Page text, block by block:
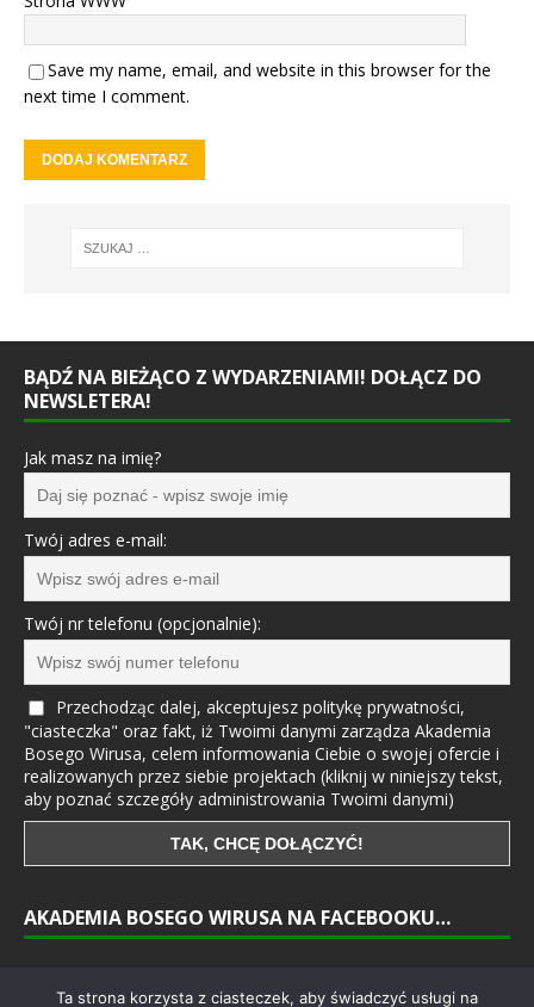
Save my name, email, and website in this browser for the
next time I comment.
BĄDŹ NA BIEŻĄCO Z WYDARZENIAMI! DOŁĄCZ DO
NEWSLETERA!
Jak masz na imię?
Twój adres e-mail:
Twój nr telefonu (opcjonalnie):
Przechodząc dalej, akceptujesz politykę prywatności,
"ciasteczka" oraz fakt, iż Twoimi danymi zarządza Akademia
Bosego Wirusa, celem informowania Ciebie o swojej ofercie i
realizowanych przez siebie projektach (kliknij w niniejszy tekst,
aby poznać szczegóły administrowania Twoimi danymi)
AKADEMIA BOSEGO WIRUSA NA FACEBOOKU…
… I NA INSTAGRAMIE
Ta strona korzysta z ciasteczek, aby świadczyć usługi na